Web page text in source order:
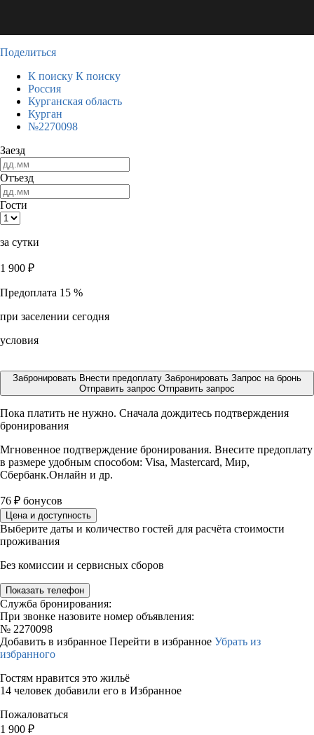
Поделиться
К поиску К поиску
Россия
Курганская область
Курган
№2270098
Заезд
Отъезд
Гости
за сутки
1 900 ₽
Предоплата 15 %
при заселении сегодня
условия
Забронировать Внести предоплату Забронировать Запрос на бронь
Отправить запрос Отправить запрос
Пока платить не нужно. Сначала дождитесь подтверждения
бронирования
Мгновенное подтверждение бронирования. Внесите предоплату
в размере удобным способом: Visa, Mastercard, Мир,
Сбербанк.Онлайн и др.
76 ₽ бонусов
Цена и доступность
Выберите даты и количество гостей для расчёта стоимости
проживания
Без комиссии и сервисных сборов
Показать телефон
Служба бронирования:
При звонке назовите номер объявления:
№ 2270098
Добавить в избранное Перейти в избранное Убрать из
избранного
Гостям нравится это жильё
14 человек добавили его в Избранное
Пожаловаться
1 900 ₽